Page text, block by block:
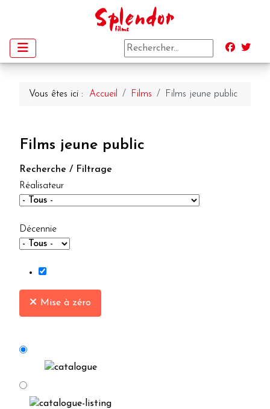
Vous êtes ici : Accueil Films Films jeune public
Films jeune public
Recherche / Filtrage
Réalisateur
Décennie
Mise à zéro